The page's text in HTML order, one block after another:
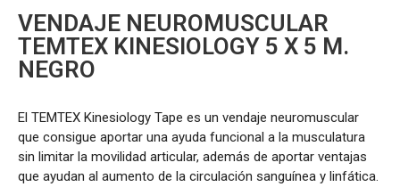
VENDAJE NEUROMUSCULAR
TEMTEX KINESIOLOGY 5 X 5 M.
NEGRO
El TEMTEX Kinesiology Tape es un vendaje neuromuscular
que consigue aportar una ayuda funcional a la musculatura
sin limitar la movilidad articular, además de aportar ventajas
que ayudan al aumento de la circulación sanguínea y linfática.